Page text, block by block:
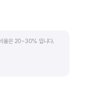
비율은 20~30% 입니다.